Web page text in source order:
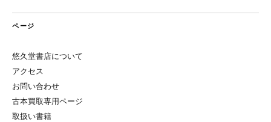
ページ
悠久堂書店について
アクセス
お問い合わせ
古本買取専用ページ
取扱い書籍